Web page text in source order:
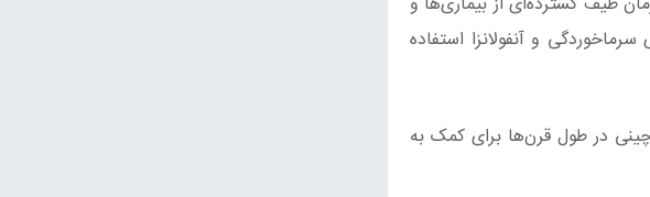
و آنفولانزا استفاده
در طول قرن‌ها برای کمک به